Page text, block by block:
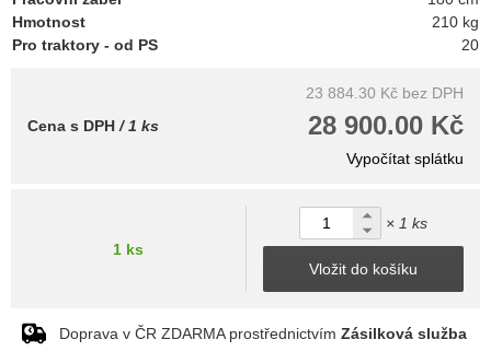
Hmotnost
210 kg
Pro traktory - od PS
20
23 884.30 Kč bez DPH
28 900.00 Kč
Cena s DPH / 1 ks
Vypočítat splátku
1 ks
× 1 ks
Vložit do košíku
Doprava v ČR ZDARMA prostřednictvím Zásilková služba